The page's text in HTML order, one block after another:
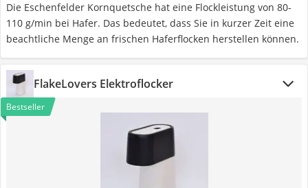
Die Eschenfelder Kornquetsche hat eine Flockleistung von 80-
110 g/min bei Hafer. Das bedeutet, dass Sie in kurzer Zeit eine
beachtliche Menge an frischen Haferflocken herstellen können.
FlakeLovers Elektroflocker
Bestseller